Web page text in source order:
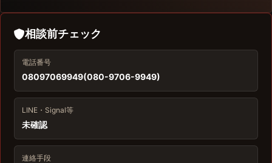
相談前チェック
電話番号
08097069949(080-9706-9949)
LINE・Signal等
未確認
連絡手段